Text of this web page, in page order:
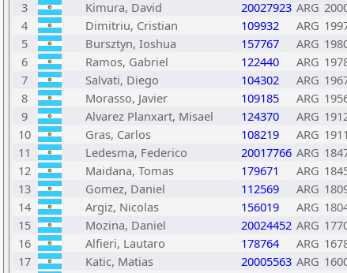
3
Kimura, David 20027923 ARG
4
Dimitriu, Cristian 109932 ARG
5
Bursztyn, Ioshua 157767 ARG
6
Ramos, Gabriel 122440 ARG
7
Salvati, Diego 104302 ARG
8
Morasso, Javier 109185 ARG
9
Alvarez Planxart, Misael 124370 ARG
10
Gras, Carlos 108219 ARG 1911
11
Ledesma, Federico 20017766 ARG
12
Maidana, Tomas 179671 ARG
13
Gomez, Daniel 112569 ARG
14
Argiz, Nicolas 156019 ARG
15
Mozina, Daniel 20024452 ARG
16
Alfieri, Lautaro 178764 ARG
17
Katic, Matias 20005563 ARG